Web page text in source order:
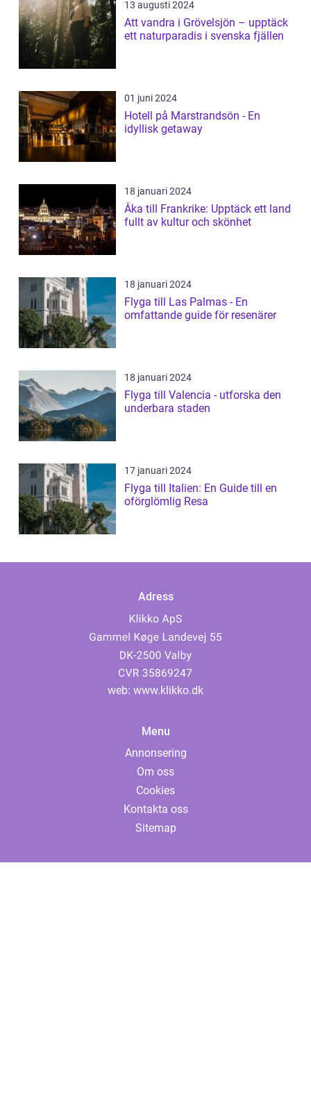
13 augusti 2024
Att vandra i Grövelsjön – upptäck
ett naturparadis i svenska fjällen
01 juni 2024
Hotell på Marstrandsön - En
idyllisk getaway
18 januari 2024
Åka till Frankrike: Upptäck ett land
fullt av kultur och skönhet
18 januari 2024
Flyga till Las Palmas - En
omfattande guide för resenärer
18 januari 2024
Flyga till Valencia - utforska den
underbara staden
17 januari 2024
Flyga till Italien: En Guide till en
oförglömlig Resa
Adress
web: www.klikko.dk
Menu
Annonsering
Om oss
Cookies
Kontakta oss
Sitemap